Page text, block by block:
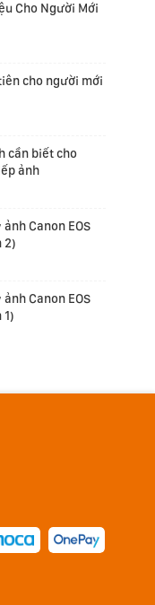
Cho Người Mới
cho người mới
cần biết cho
ảnh
Canon EOS
2)
Canon EOS
1)